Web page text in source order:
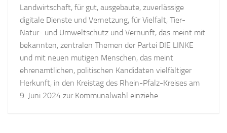
Landwirtschaft, für gut, ausgebaute, zuverlässige
digitale Dienste und Vernetzung, für Vielfalt, Tier-
Natur- und Umweltschutz und Vernunft, das meint mit
bekannten, zentralen Themen der Partei DIE LINKE
und mit neuen mutigen Menschen, das meint
ehrenamtlichen, politischen Kandidaten vielfältiger
Herkunft, in den Kreistag des Rhein-Pfalz-Kreises am
9. Juni 2024 zur Kommunalwahl einziehe